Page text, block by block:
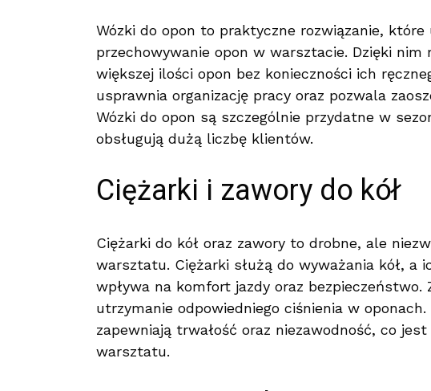
Wózki do opon to praktyczne rozwiązanie,
przechowywanie opon w warsztacie. Dzięki
większej ilości opon bez konieczności ich
usprawnia organizację pracy oraz pozwala
Wózki do opon są szczególnie przydatne w
obsługują dużą liczbę klientów.
Ciężarki i zawory do kół
Ciężarki do kół oraz zawory to drobne, ale
warsztatu. Ciężarki służą do wyważania kół, a
wpływa na komfort jazdy oraz
utrzymanie odpowiedniego ciśnienia w
zapewniają trwałość oraz niezawodność, co
warsztatu.